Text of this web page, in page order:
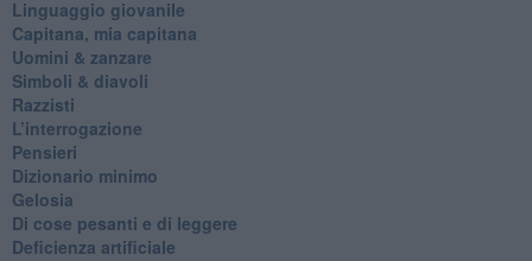
​Linguaggio giovanile
​Capitana, mia capitana
Uomini & zanzare
​Simboli & diavoli
Razzisti
​L’interrogazione
Pensieri
​Dizionario minimo
Gelosia
Di cose pesanti e di leggere
​Deficienza artificiale